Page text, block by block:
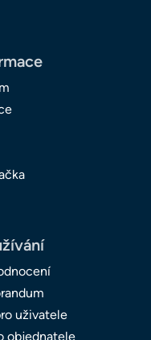
uživatele
objednatele